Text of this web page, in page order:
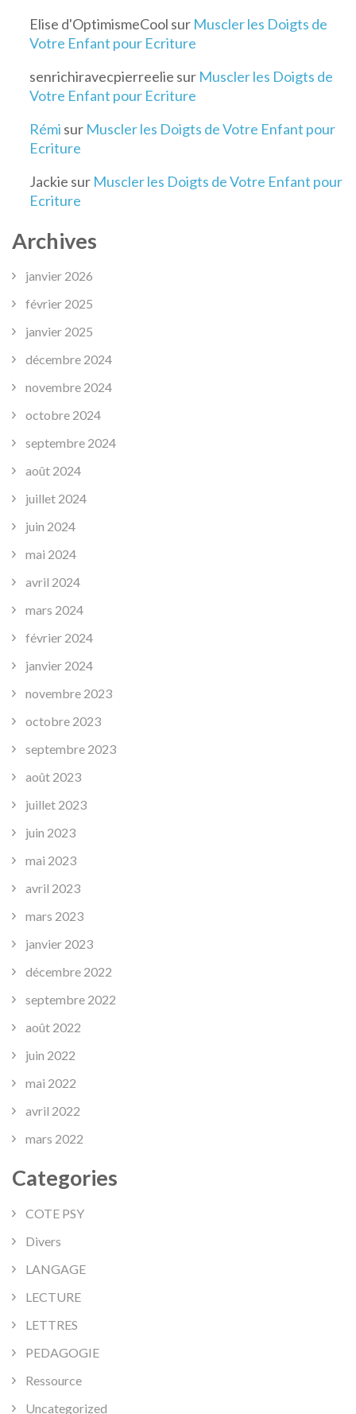
Elise d'OptimismeCool sur Muscler les Doigts de
Votre Enfant pour Ecriture
senrichiravecpierreelie sur Muscler les Doigts de
Votre Enfant pour Ecriture
Rémi sur Muscler les Doigts de Votre Enfant pour
Ecriture
Jackie sur Muscler les Doigts de Votre Enfant pour
Ecriture
Archives
janvier 2026
février 2025
janvier 2025
décembre 2024
novembre 2024
octobre 2024
septembre 2024
août 2024
juillet 2024
juin 2024
mai 2024
avril 2024
mars 2024
février 2024
janvier 2024
novembre 2023
octobre 2023
septembre 2023
août 2023
juillet 2023
juin 2023
mai 2023
avril 2023
mars 2023
janvier 2023
décembre 2022
septembre 2022
août 2022
juin 2022
mai 2022
avril 2022
mars 2022
Categories
COTE PSY
Divers
LANGAGE
LECTURE
LETTRES
PEDAGOGIE
Ressource
Uncategorized